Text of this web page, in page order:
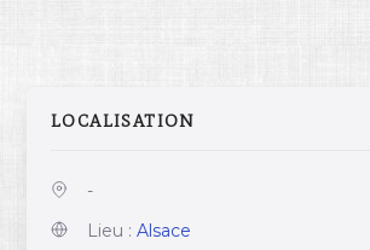
LOCALISATION
-
Lieu : Alsace